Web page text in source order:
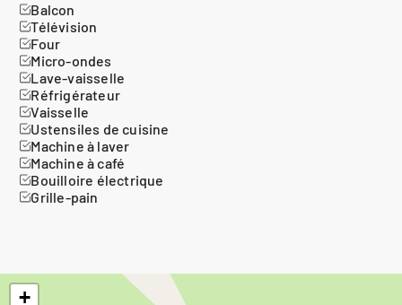
Balcon
Télévision
Four
Micro-ondes
Lave-vaisselle
Réfrigérateur
Vaisselle
Ustensiles de cuisine
Machine à laver
Machine à café
Bouilloire électrique
Grille-pain
+